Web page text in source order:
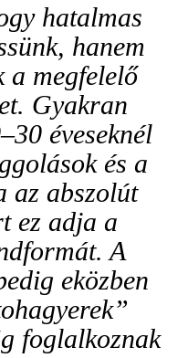
hatalmas
hanem
a megfelelő
Gyakran
éveseknél
és a
az abszolút
ez adja a
A
eközben
foglalkoznak